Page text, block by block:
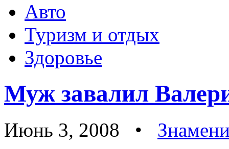
Авто
Туризм и отдых
Здоровье
Муж завалил
Июнь 3, 2008 •